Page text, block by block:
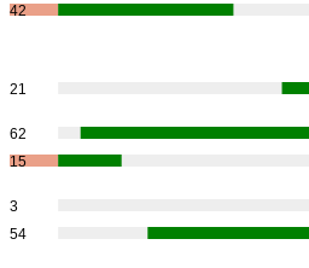
42
21
62
15
3
54